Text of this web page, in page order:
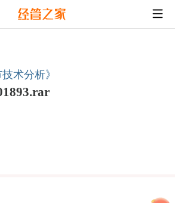
技术分析》